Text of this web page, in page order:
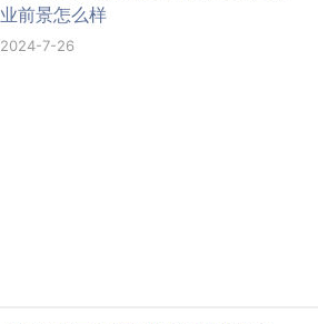
业前景怎么样
2024-7-26